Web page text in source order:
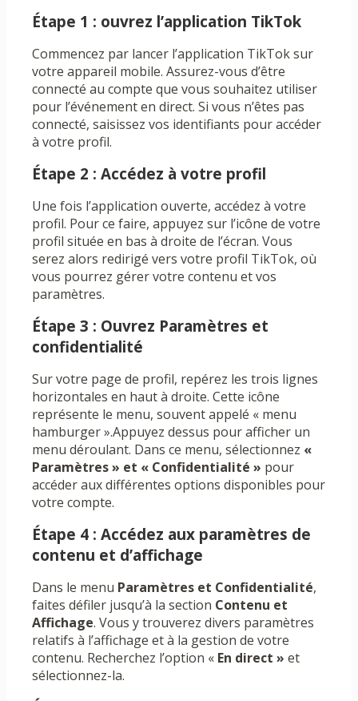
Étape 1 : ouvrez l’application TikTok
Commencez par lancer l’application TikTok sur
votre appareil mobile. Assurez-vous d’être
connecté au compte que vous souhaitez utiliser
pour l’événement en direct. Si vous n’êtes pas
connecté, saisissez vos identifiants pour accéder
à votre profil.
Étape 2 : Accédez à votre profil
Une fois l’application ouverte, accédez à votre
profil. Pour ce faire, appuyez sur l’icône de votre
profil située en bas à droite de l’écran. Vous
serez alors redirigé vers votre profil TikTok, où
vous pourrez gérer votre contenu et vos
paramètres.
Étape 3 : Ouvrez Paramètres et
confidentialité
Sur votre page de profil, repérez les trois lignes
horizontales en haut à droite. Cette icône
représente le menu, souvent appelé « menu
hamburger ».Appuyez dessus pour afficher un
menu déroulant. Dans ce menu, sélectionnez «
Paramètres » et « Confidentialité » pour
accéder aux différentes options disponibles pour
votre compte.
Étape 4 : Accédez aux paramètres de
contenu et d’affichage
Dans le menu Paramètres et Confidentialité,
faites défiler jusqu’à la section Contenu et
Affichage. Vous y trouverez divers paramètres
relatifs à l’affichage et à la gestion de votre
contenu. Recherchez l’option « En direct » et
sélectionnez-la.